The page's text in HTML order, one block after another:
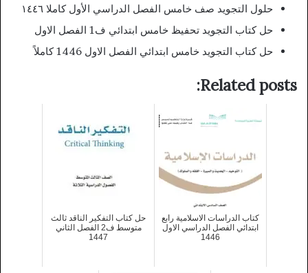
حلول التجويد صف خامس الفصل الدراسي الأول كاملا ١٤٤٦
حل كتاب التجويد تحفيظ خامس ابتدائي ف1 الفصل الاول
حل كتاب التجويد خامس ابتدائي الفصل الاول 1446 كاملاً
Related posts:
كتاب الدراسات الاسلامية رابع
ابتدائي الفصل الدراسي الاول
1446
حل كتاب التفكير الناقد ثالث
متوسط ف2 الفصل الثاني
1447